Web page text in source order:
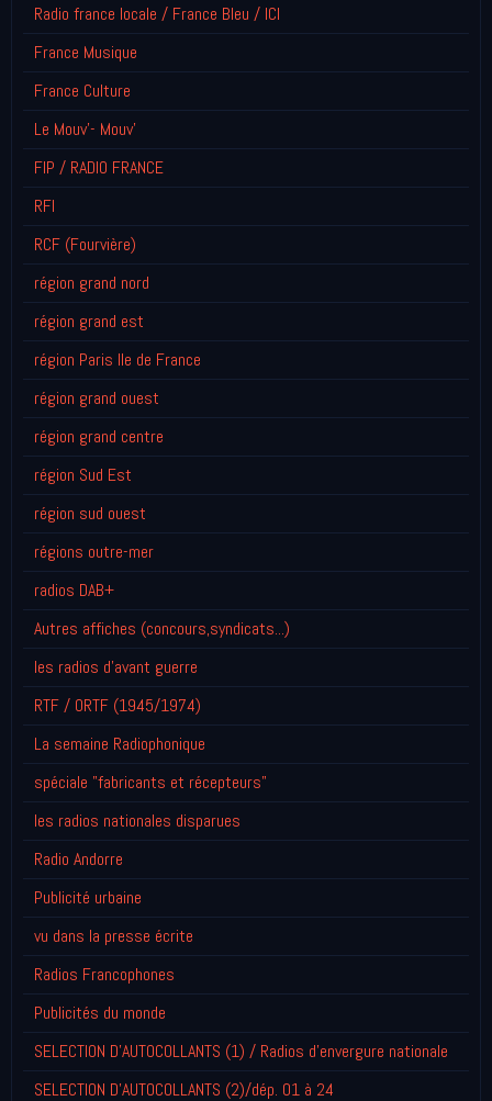
Radio france locale / France Bleu / ICI
France Musique
France Culture
Le Mouv'- Mouv'
FIP / RADIO FRANCE
RFI
RCF (Fourvière)
région grand nord
région grand est
région Paris Ile de France
région grand ouest
région grand centre
région Sud Est
région sud ouest
régions outre-mer
radios DAB+
Autres affiches (concours,syndicats...)
les radios d'avant guerre
RTF / ORTF (1945/1974)
La semaine Radiophonique
spéciale "fabricants et récepteurs"
les radios nationales disparues
Radio Andorre
Publicité urbaine
vu dans la presse écrite
Radios Francophones
Publicités du monde
SELECTION D'AUTOCOLLANTS (1) / Radios d'envergure nationale
SELECTION D'AUTOCOLLANTS (2)/dép. 01 à 24